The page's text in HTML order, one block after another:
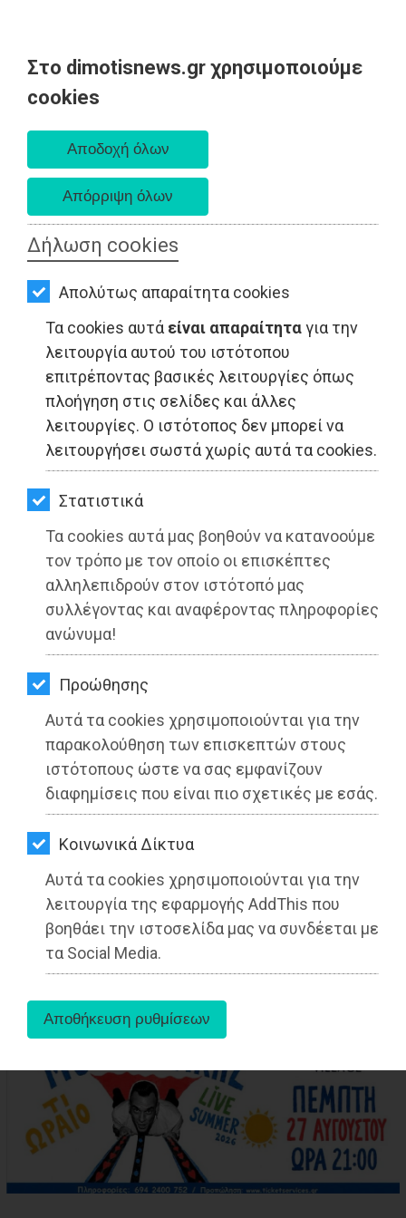
Στο dimotisnews.gr χρησιμοποιούμε
cookies
Δήλωση cookies
Απολύτως απαραίτητα cookies
Τα cookies αυτά είναι απαραίτηταγια την
λειτουργία αυτού του ιστότοπου
επιτρέποντας βασικές λειτουργίες όπως
πλοήγηση στις σελίδες και άλλες
λειτουργίες. Ο ιστότοπος δεν μπορεί να
λειτουργήσει σωστά χωρίς αυτά τα cookies.
Στατιστικά
Τα cookies αυτά μας βοηθούν να κατανοούμε
τον τρόπο με τον οποίο οι επισκέπτες
αλληλεπιδρούν στον ιστότοπό μας
συλλέγοντας και αναφέροντας πληροφορίες
ανώνυμα!
Προώθησης
Αυτά τα cookies χρησιμοποιούνται για την
παρακολούθηση των επισκεπτών στους
ιστότοπους ώστε να σας εμφανίζουν
διαφημίσεις που είναι πιο σχετικές με εσάς.
Kοινωνικά Δίκτυα
Αυτά τα cookies χρησιμοποιούνται για την
λειτουργία της εφαρμογής AddThis που
βοηθάει την ιστοσελίδα μας να συνδέεται με
τα Social Media.
AΡΧΙΚΗ
ΕΙΔΗΣΕΙΣ
ΠΟΛΙΤΙΚΗ
ΤΟΠΙΚΗ
ΑΥΤΟΔΙΟΙΚΗΣΗ
ΟΙΚΟΝΟΜΙΑ
ΑΘΛΗΤΙΣΜΟΣ
ΠΟΛΙΤΙΣΜΟΣ
ΣΠΙΤΙ-
ΚΗΠΟΣ
ΥΓΕΙΑ
LIFESTYLE
ΤΑΞΙΔΙΑ
ΕΞΟΔΟΣ
ΠΕΡΙΒΑΛΛΟΝ
ΚΑΤΟΙΚΙΔΙΟ
ΑΓΓΕΛΙΕΣ
ΕΦΗΜΕΡΙΔΕΣ
OΔΗΓΟΣ
ΑΓΟΡΑΣ
ΨΙΘΥΡΟΙ
ΑΠΟΣΤΟΛΗ
ΑΡΘΡΩΝ
LIFESTYLE - Νέα Μάκρη
Έντονη δυσοσμία του νερού στον Νέο
Βουτζά: Επιστολή Διαμαρτυρίας στην
Περιφέρεια Αττικής
Διαβάστηκε 3950 φορές
13-03-2022
Από τo Dimotisnews
aboutus
Νέα Μάκρη, LIFESTYLE,